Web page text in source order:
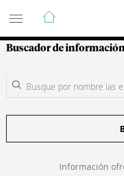
Guía de
Buscador de
Información